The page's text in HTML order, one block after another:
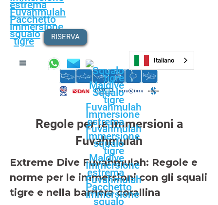
RISERVA
Italiano
Regole per le immersioni a
Fuvahmulah
Extreme Dive Fuvahmulah: Regole e
norme per le immersioni con gli squali
tigre e nella barriera corallina